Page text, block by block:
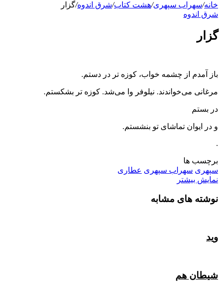
خانه/سهراب سپهری/هشت کتاب/شرق اندوه/گزار
شرق اندوه
گزار
باز آمدم از چشمه خواب، کوزه تر در دستم.
مرغانی می‌خواندند. نیلوفر وا می‌شد. کوزه تر بشکستم.
در بستم
و در ایوان تماشای تو بنشستم.
.
برچسب ها
سپهری سهراب سپهری عطاری
نمایش بیشتر
نوشته های مشابه
وید
شیطان هم